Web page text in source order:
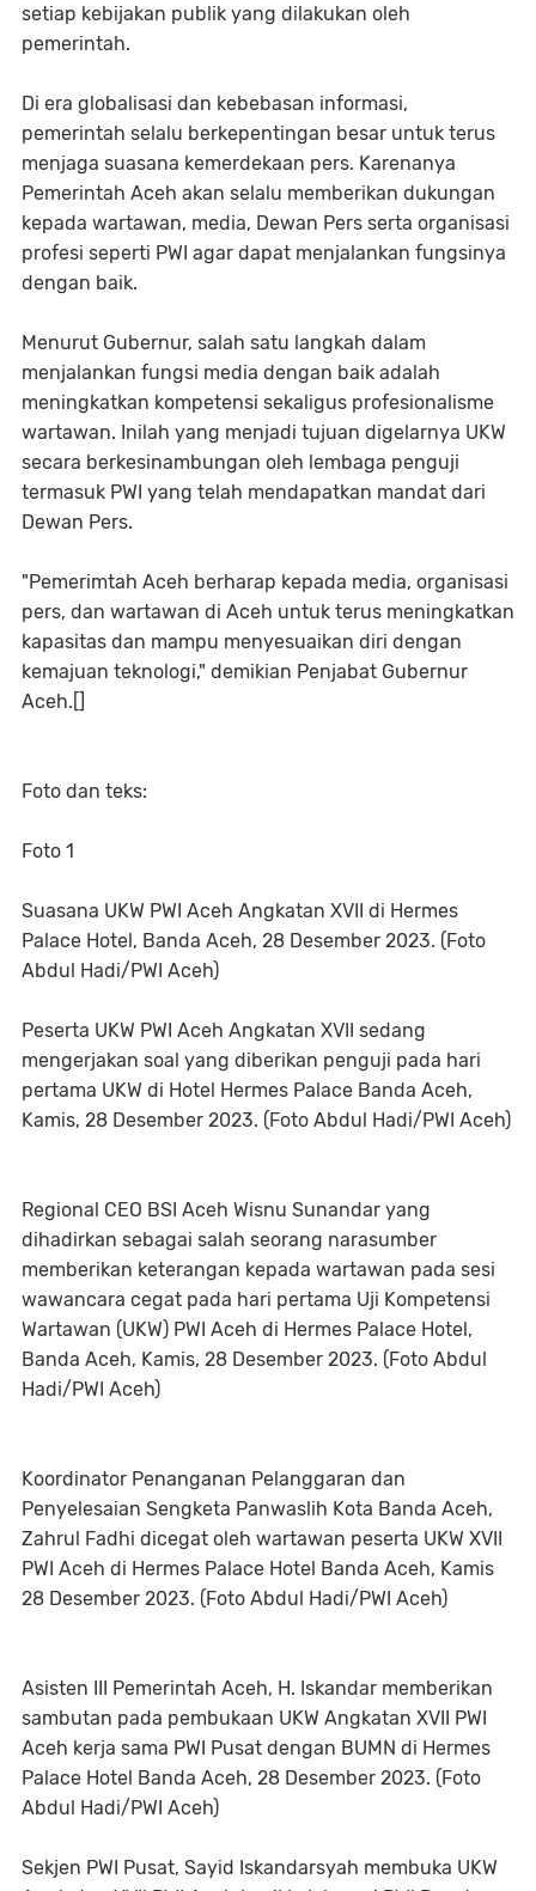
setiap kebijakan publik yang dilakukan oleh
pemerintah.
Di era globalisasi dan kebebasan informasi,
pemerintah selalu berkepentingan besar untuk terus
menjaga suasana kemerdekaan pers. Karenanya
Pemerintah Aceh akan selalu memberikan dukungan
kepada wartawan, media, Dewan Pers serta organisasi
profesi seperti PWI agar dapat menjalankan fungsinya
dengan baik.
Menurut Gubernur, salah satu langkah dalam
menjalankan fungsi media dengan baik adalah
meningkatkan kompetensi sekaligus profesionalisme
wartawan. Inilah yang menjadi tujuan digelarnya UKW
secara berkesinambungan oleh lembaga penguji
termasuk PWI yang telah mendapatkan mandat dari
Dewan Pers.
"Pemerimtah Aceh berharap kepada media, organisasi
pers, dan wartawan di Aceh untuk terus meningkatkan
kapasitas dan mampu menyesuaikan diri dengan
kemajuan teknologi," demikian Penjabat Gubernur
Aceh.[]
Foto dan teks:
Foto 1
Suasana UKW PWI Aceh Angkatan XVII di Hermes
Palace Hotel, Banda Aceh, 28 Desember 2023. (Foto
Abdul Hadi/PWI Aceh)
Peserta UKW PWI Aceh Angkatan XVII sedang
mengerjakan soal yang diberikan penguji pada hari
pertama UKW di Hotel Hermes Palace Banda Aceh,
Kamis, 28 Desember 2023. (Foto Abdul Hadi/PWI Aceh)
Regional CEO BSI Aceh Wisnu Sunandar yang
dihadirkan sebagai salah seorang narasumber
memberikan keterangan kepada wartawan pada sesi
wawancara cegat pada hari pertama Uji Kompetensi
Wartawan (UKW) PWI Aceh di Hermes Palace Hotel,
Banda Aceh, Kamis, 28 Desember 2023. (Foto Abdul
Hadi/PWI Aceh)
Koordinator Penanganan Pelanggaran dan
Penyelesaian Sengketa Panwaslih Kota Banda Aceh,
Zahrul Fadhi dicegat oleh wartawan peserta UKW XVII
PWI Aceh di Hermes Palace Hotel Banda Aceh, Kamis
28 Desember 2023. (Foto Abdul Hadi/PWI Aceh)
Asisten III Pemerintah Aceh, H. Iskandar memberikan
sambutan pada pembukaan UKW Angkatan XVII PWI
Aceh kerja sama PWI Pusat dengan BUMN di Hermes
Palace Hotel Banda Aceh, 28 Desember 2023. (Foto
Abdul Hadi/PWI Aceh)
Sekjen PWI Pusat, Sayid Iskandarsyah membuka UKW